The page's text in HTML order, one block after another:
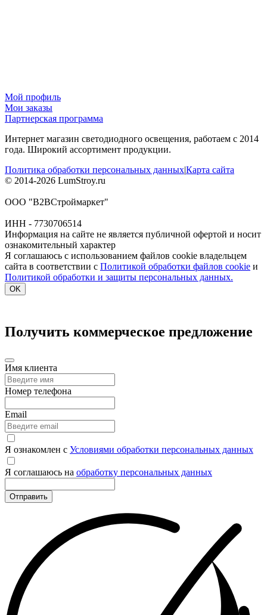
Мой профиль
Мои заказы
Партнерская программа
Интернет магазин светодиодного освещения, работаем с 2014
года. Широкий ассортимент продукции.
Политика обработки персональных данных|Карта сайта
© 2014-2026 LumStroy.ru
ООО "В2ВСтроймаркет"
ИНН - 7730706514
Информация на сайте не является публичной офертой и носит
ознакомительный характер
Я соглашаюсь с использованием файлов cookie владельцем
сайта в соответствии с Политикой обработки файлов cookie и
Политикой обработки и защиты персональных данных.
OK
Получить коммерческое предложение
Имя клиента
Номер телефона
Email
Я ознакомлен с Условиями обработки персональных данных
Я соглашаюсь на обработку персональных данных
Отправить